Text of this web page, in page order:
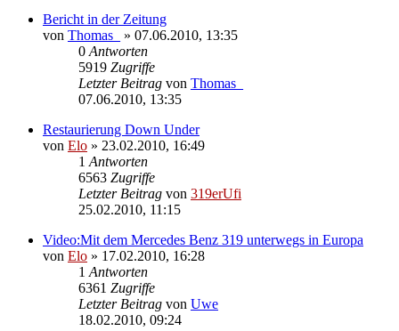
Bericht in der Zeitung
von Thomas_ » 07.06.2010, 13:35
0 Antworten
5919 Zugriffe
Letzter Beitrag von Thomas_
07.06.2010, 13:35
Restaurierung Down Under
von Elo » 23.02.2010, 16:49
1 Antworten
6563 Zugriffe
Letzter Beitrag von 319erUfi
25.02.2010, 11:15
Video:Mit dem Mercedes Benz 319 unterwegs in Europa
von Elo » 17.02.2010, 16:28
1 Antworten
6361 Zugriffe
Letzter Beitrag von Uwe
18.02.2010, 09:24